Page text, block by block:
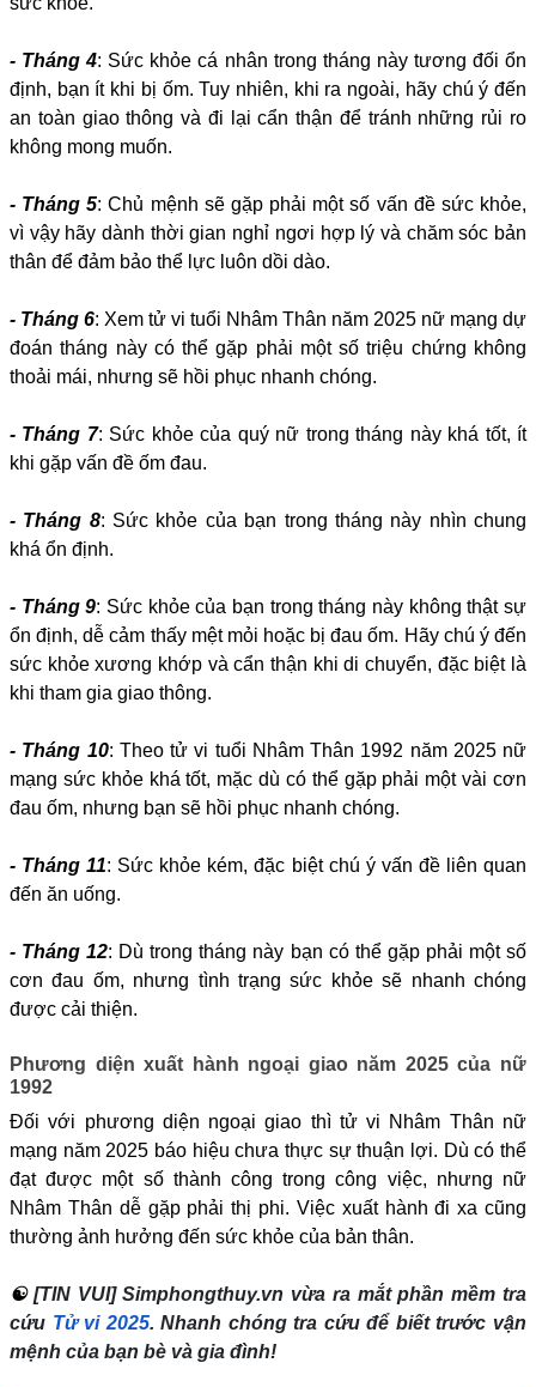
- Tháng 4: Sức khỏe cá nhân trong tháng này tương đối ổn
định, bạn ít khi bị ốm. Tuy nhiên, khi ra ngoài, hãy chú ý đến
an toàn giao thông và đi lại cẩn thận để tránh những rủi ro
không mong muốn.
- Tháng 5: Chủ mệnh sẽ gặp phải một số vấn đề sức khỏe,
vì vậy hãy dành thời gian nghỉ ngơi hợp lý và chăm sóc bản
thân để đảm bảo thể lực luôn dồi dào.
- Tháng 6: Xem tử vi tuổi Nhâm Thân năm 2025 nữ mạng dự
đoán tháng này có thể gặp phải một số triệu chứng không
thoải mái, nhưng sẽ hồi phục nhanh chóng.
- Tháng 7: Sức khỏe của quý nữ trong tháng này khá tốt, ít
khi gặp vấn đề ốm đau.
- Tháng 8: Sức khỏe của bạn trong tháng này nhìn chung
khá ổn định.
- Tháng 9: Sức khỏe của bạn trong tháng này không thật sự
ổn định, dễ cảm thấy mệt mỏi hoặc bị đau ốm. Hãy chú ý đến
sức khỏe xương khớp và cẩn thận khi di chuyển, đặc biệt là
khi tham gia giao thông.
- Tháng 10: Theo tử vi tuổi Nhâm Thân 1992 năm 2025 nữ
mạng sức khỏe khá tốt, mặc dù có thể gặp phải một vài cơn
đau ốm, nhưng bạn sẽ hồi phục nhanh chóng.
- Tháng 11: Sức khỏe kém, đặc biệt chú ý vấn đề liên quan
đến ăn uống.
- Tháng 12: Dù trong tháng này bạn có thể gặp phải một số
cơn đau ốm, nhưng tình trạng sức khỏe sẽ nhanh chóng
được cải thiện.
Phương diện xuất hành ngoại giao năm 2025 của nữ
1992
Đối với phương diện ngoại giao thì tử vi Nhâm Thân nữ
mạng năm 2025 báo hiệu chưa thực sự thuận lợi. Dù có thể
đạt được một số thành công trong công việc, nhưng nữ
Nhâm Thân dễ gặp phải thị phi. Việc xuất hành đi xa cũng
thường ảnh hưởng đến sức khỏe của bản thân.
☯ [TIN VUI] Simphongthuy.vn vừa ra mắt phần mềm tra
cứu Tử vi 2025. Nhanh chóng tra cứu để biết trước vận
mệnh của bạn bè và gia đình!